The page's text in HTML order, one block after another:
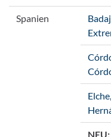
Spanien
NEU: